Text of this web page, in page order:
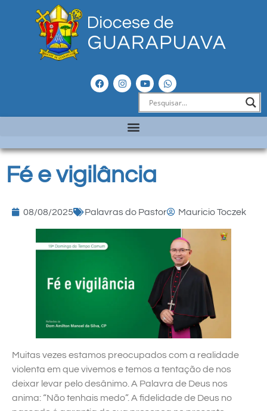
Fé e vigilância
08/08/2025 Palavras do Pastor Mauricio Toczek
Muitas vezes estamos preocupados com a realidade
violenta em que vivemos e temos a tentação de nos
deixar levar pelo desânimo. A Palavra de Deus nos
anima: “Não tenhais medo”. A fidelidade de Deus no